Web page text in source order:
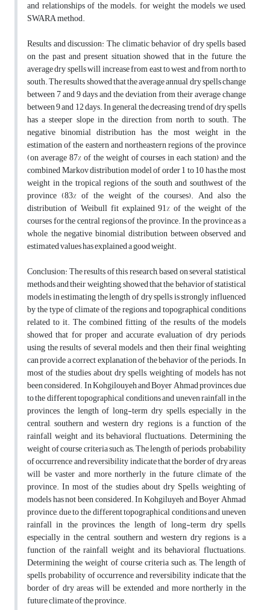
and relationships of the models. for weight the models we used,
SWARA method.
Results and discussion: The climatic behavior of dry spells based
on the past and present situation showed that in the future, the
average dry spells will increase from east to west and from north to
south. The results showed that the average annual dry spells change
between 7 and 9 days and the deviation from their average change
between 9 and 12 days. In general, the decreasing trend of dry spells
has a steeper slope in the direction from north to south. The
negative binomial distribution has the most weight in the
estimation of the eastern and northeastern regions of the province
(on average 87% of the weight of courses in each station) and the
combined Markov distribution model of order 1 to 10 has the most
weight in the tropical regions of the south and southwest of the
province (83% of the weight of the courses). And also the
distribution of Weibull fit explained 91% of the weight of the
courses for the central regions of the province. In the province as a
whole, the negative binomial distribution between observed and
estimated values has explained a good weight.
Conclusion: The results of this research, based on several statistical
methods and their weighting, showed that the behavior of statistical
models in estimating the length of dry spells is strongly influenced
by the type of climate of the regions and topographical conditions
related to it. The combined fitting of the results of the models
showed that for proper and accurate evaluation of dry periods,
using the results of several models and then their final weighting
can provide a correct explanation of the behavior of the periods. In
most of the studies about dry spells, weighting of models has not
been considered. In Kohgilouyeh and Boyer Ahmad provinces, due
to the different topographical conditions and uneven rainfall in the
provinces, the length of long-term dry spells, especially in the
central, southern and western dry regions, is a function of the
rainfall weight and its behavioral fluctuations. Determining the
weight of course criteria such as; The length of periods, probability
of occurrence and reversibility indicate that the border of dry areas
will be vaster and more northerly in the future climate of the
province. In most of the studies about dry Spells, weighting of
models has not been considered. In Kohgiluyeh and Boyer Ahmad
province, due to the different topographical conditions and uneven
rainfall in the provinces, the length of long-term dry spells,
especially in the central, southern and western dry regions, is a
function of the rainfall weight and its behavioral fluctuations.
Determining the weight of course criteria such as; The length of
spells, probability of occurrence and reversibility indicate that the
border of dry areas will be extended and more northerly in the
future climate of the province.